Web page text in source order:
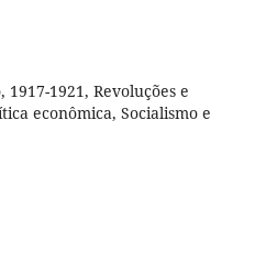
1921, Revoluções e
econômica, Socialismo e